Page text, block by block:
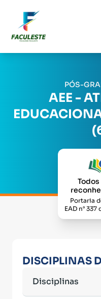
PÓS-
AEE -
Portaria
EAD n° 337
DISCIPLINAS
Disciplinas